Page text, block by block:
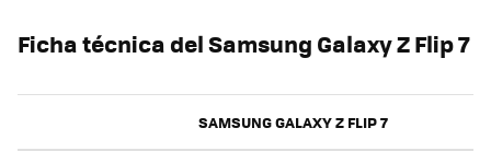
Ficha técnica del Samsung Galaxy Z Flip 7
SAMSUNG GALAXY Z FLIP 7